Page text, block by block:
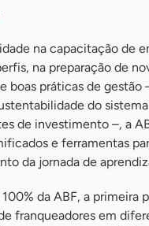
na capacitação de
na preparação de
boas práticas de gestão
do
de investimento –, a
e ferramentas
da jornada de
da ABF, a primeira
franqueadores em